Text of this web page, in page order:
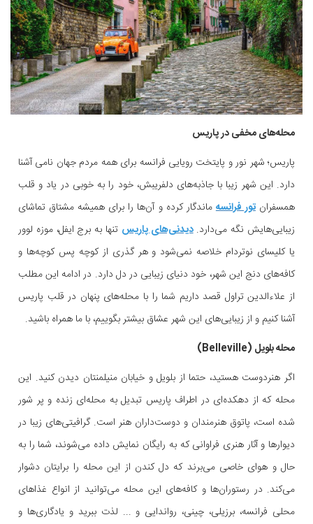
محله‌های مخفی در پاریس
پاریس؛ شهر نور و پایتخت رویایی فرانسه برای همه مردم جهان نامی آشنا
دارد. این شهر زیبا با جاذبه‌های دلفریبش، خود را به خوبی در یاد و قلب
همسفرانتور فرانسهماندگار کرده و آن‌ها را برای همیشه مشتاق تماشای
زیبایی‌هایش نگه می‌دارد.دیدنی‌های پاریس تنها به برج ایفل، موزه لوور
یا کلیسای نوتردام خلاصه نمی‌شود و هر گذری از کوچه پس کوچه‌ها و
کافه‌های دنج این شهر، خود دنیای زیبایی در دل دارد. در ادامه این مطلب
از علاءالدین تراول قصد داریم شما را با محله‌های پنهان در قلب پاریس
آشنا کنیم و از زیبایی‌های این شهر عشاق بیشتر بگوییم، با ما همراه باشید.
محله بلویل (Belleville)
اگر هنردوست هستید، حتما از بلویل و خیابان منیلمنتان دیدن کنید. این
محله که از دهکده‌ای در اطراف پاریس تبدیل به محله‌ای زنده و پر شور
شده است، پاتوق هنرمندان و دوست‌داران هنر است. گرافیتی‌های زیبا در
دیوارها و آثار هنری فراوانی که به رایگان نمایش داده می‌شوند، شما را به
حال و هوای خاصی می‌برند که دل کندن از این محله را برایتان دشوار
می‌کند. در رستوران‌ها و کافه‌های این محله می‌توانید از انواع غذاهای
محلی فرانسه، برزیلی، چینی، رواندایی و ... لذت ببرید و یادگاری‌ها و